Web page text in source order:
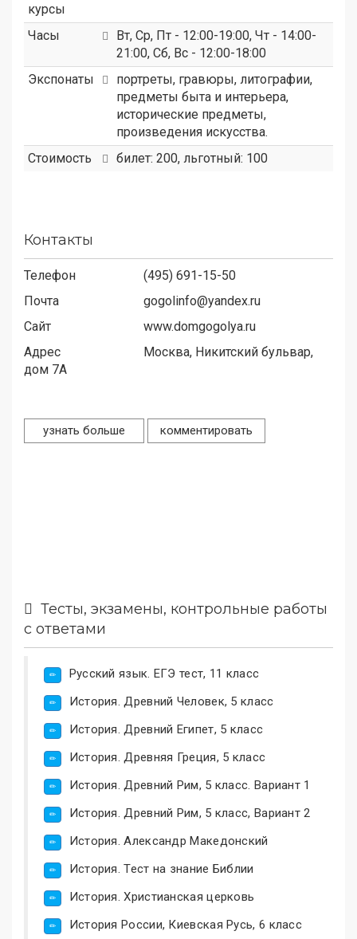
курсы
Часы
Вт, Ср, Пт - 12:00-19:00, Чт - 14:00-
21:00, Сб, Вс - 12:00-18:00
Экспонаты
портреты, гравюры, литографии,
предметы быта и интерьера,
исторические предметы,
произведения искусства.
Стоимость
билет: 200, льготный: 100
Контакты
Телефон
(495) 691-15-50
Почта
gogolinfo@yandex.ru
Сайт
www.domgogolya.ru
Адрес
Москва, Никитский бульвар,
дом 7А
узнать больше комментировать
Тесты, экзамены, контрольные работы
с ответами
Русский язык. ЕГЭ тест, 11 класс
История. Древний Человек, 5 класс
История. Древний Египет, 5 класс
История. Древняя Греция, 5 класс
История. Древний Рим, 5 класс. Вариант 1
История. Древний Рим, 5 класс, Вариант 2
История. Александр Македонский
История. Тест на знание Библии
История. Христианская церковь
История России, Киевская Русь, 6 класс